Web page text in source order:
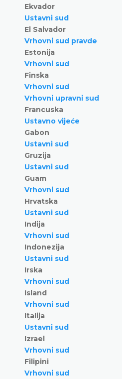
Ekvador
Ustavni sud
El Salvador
Vrhovni sud pravde
Estonija
Vrhovni sud
Finska
Vrhovni sud
Vrhovni upravni sud
Francuska
Ustavno vijeće
Gabon
Ustavni sud
Gruzija
Ustavni sud
Guam
Vrhovni sud
Hrvatska
Ustavni sud
Indija
Vrhovni sud
Indonezija
Ustavni sud
Irska
Vrhovni sud
Island
Vrhovni sud
Italija
Ustavni sud
Izrael
Vrhovni sud
Filipini
Vrhovni sud